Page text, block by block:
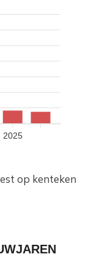
2025
op kenteken